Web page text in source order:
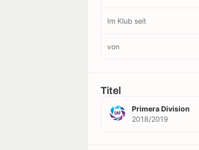
Im Klub seit
von
Titel
Primera Division
2018/2019